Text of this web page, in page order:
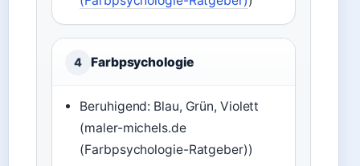
4 Farbpsychologie
Beruhigend: Blau, Grün, Violett
(maler-michels.de
(Farbpsychologie-Ratgeber))